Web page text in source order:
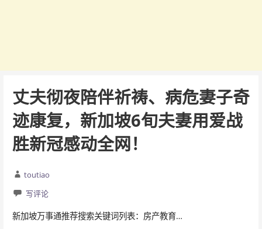
丈夫彻夜陪伴祈祷、病危妻子奇
迹康复，新加坡6旬夫妻用爱战
胜新冠感动全网！
toutiao
写评论
新加坡万事通推荐搜索关键词列表：房产教育…